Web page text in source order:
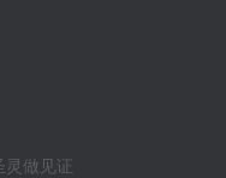
做见证